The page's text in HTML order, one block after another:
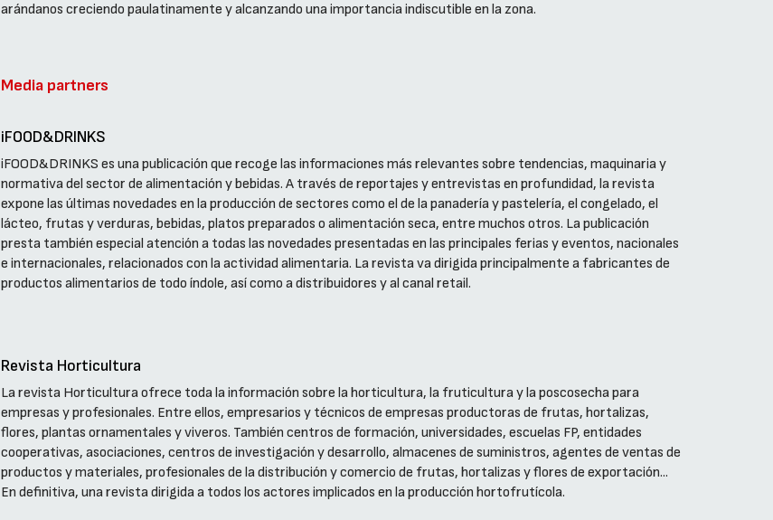
arándanos creciendo paulatinamente y alcanzando una importancia indiscutible en la zona.
Media partners
iFOOD&DRINKS
iFOOD&DRINKS es una publicación que recoge las informaciones más relevantes sobre tendencias, maquinaria y
normativa del sector de alimentación y bebidas. A través de reportajes y entrevistas en profundidad, la revista
expone las últimas novedades en la producción de sectores como el de la panadería y pastelería, el congelado, el
lácteo, frutas y verduras, bebidas, platos preparados o alimentación seca, entre muchos otros. La publicación
presta también especial atención a todas las novedades presentadas en las principales ferias y eventos, nacionales
e internacionales, relacionados con la actividad alimentaria. La revista va dirigida principalmente a fabricantes de
productos alimentarios de todo índole, así como a distribuidores y al canal retail.
Revista Horticultura
La revista Horticultura ofrece toda la información sobre la horticultura, la fruticultura y la poscosecha para
empresas y profesionales. Entre ellos, empresarios y técnicos de empresas productoras de frutas, hortalizas,
flores, plantas ornamentales y viveros. También centros de formación, universidades, escuelas FP, entidades
cooperativas, asociaciones, centros de investigación y desarrollo, almacenes de suministros, agentes de ventas de
productos y materiales, profesionales de la distribución y comercio de frutas, hortalizas y flores de exportación...
En definitiva, una revista dirigida a todos los actores implicados en la producción hortofrutícola.